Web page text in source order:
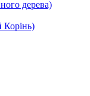
дерева)
Корінь)